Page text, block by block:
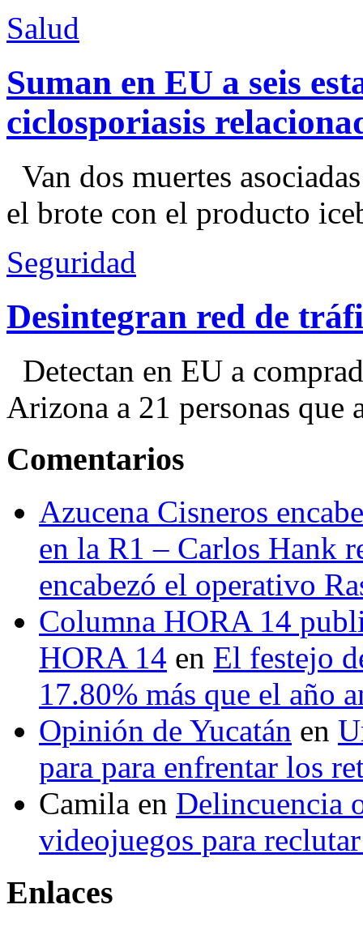
Salud
Suman en EU a seis
ciclosporiasis
Van dos muertes
el brote con el producto
Seguridad
Desintegran red de
Detectan en EU a
Arizona a 21 personas que
Comentarios
Azucena Cisneros
en la R1 – Carlos Hank
encabezó el operativo
Columna HORA 14
HORA 14 en El festejo
17.80% más que el año
Opinión de Yucatán en
para para enfrentar los
Camila en Delincuencia
videojuegos para
Enlaces